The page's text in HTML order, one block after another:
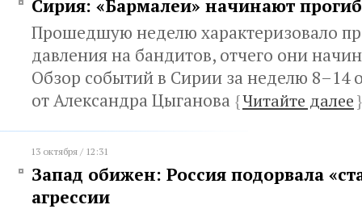
Сирия: «Бармалеи» начинают
Прошедшую неделю характеризовало
давления на бандитов, отчего они
Обзор событий в Сирии за неделю 8–14
от Александра Цыганова {Читайте далее}
13 октября / 12:31
Запад обижен: Россия подорвала
агрессии